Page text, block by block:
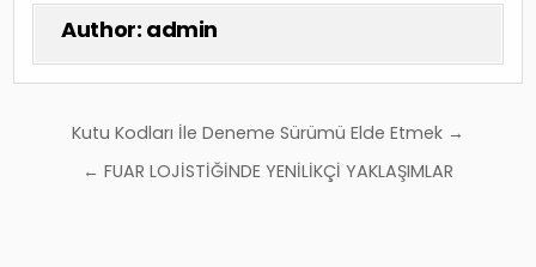
Author: admin
Yazı
gezinmesi
Kutu Kodları İle Deneme Sürümü Elde Etmek →
← FUAR LOJİSTİĞİNDE YENİLİKÇİ YAKLAŞIMLAR